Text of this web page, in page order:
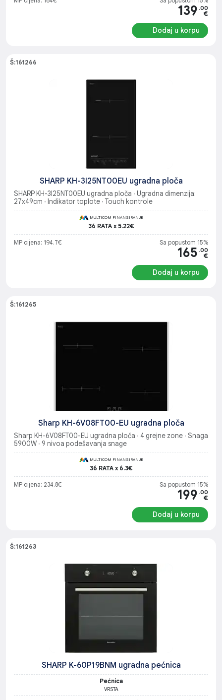
139 .00
€
Dodaj u korpu
Š:161266
SHARP KH-3I25NT00EU ugradna ploča
SHARP KH-3I25NT00EU ugradna ploča ∙ Ugradna dimenzija:
27x49cm ∙ Indikator toplote ∙ Touch kontrole
MULTICOM FINANSIRANJE
36 RATA x 5.22€
MP cijena: 194.7€ Sa popustom 15%
165 .00
€
Dodaj u korpu
Š:161265
Sharp KH-6V08FT00-EU ugradna ploča
Sharp KH-6V08FT00-EU ugradna ploča ∙ 4 grejne zone ∙ Snaga
5900W ∙ 9 nivoa podešavanja snage
MULTICOM FINANSIRANJE
36 RATA x 6.3€
MP cijena: 234.8€ Sa popustom 15%
199 .00
€
Dodaj u korpu
Š:161263
SHARP K-60P19BNM ugradna pećnica
Pećnica
VRSTA